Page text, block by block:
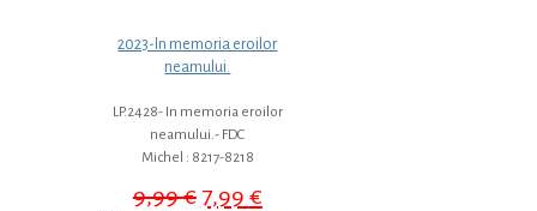
2023-In memoria eroilor
neamului.
LP.2428- In memoria eroilor
neamului.- FDC
Michel : 8217-8218
9,99€ Prețul
7,99 €Prețul